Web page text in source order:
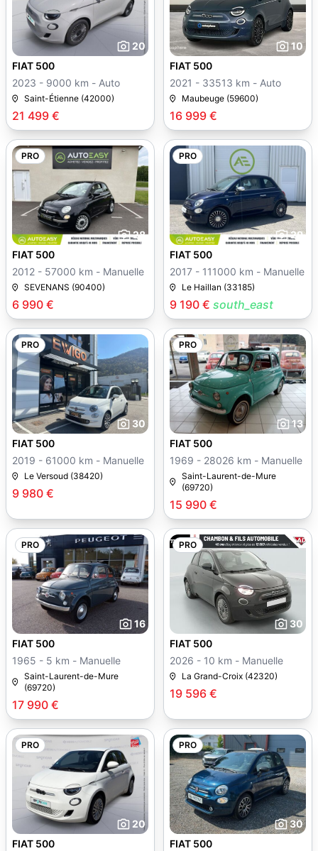
20
21 499 €
FIAT 500
2023 - 9000 km - Auto
Saint-Étienne (42000)
10
16 999 €
FIAT 500
2021 - 33513 km - Auto
Maubeuge (59600)
PRO
28
6 990 €
FIAT 500
2012 - 57000 km - Manuelle
SEVENANS (90400)
PRO
29
9 190 € south_east
FIAT 500
2017 - 111000 km - Manuelle
Le Haillan (33185)
PRO
30
9 980 €
FIAT 500
2019 - 61000 km - Manuelle
Le Versoud (38420)
PRO
13
15 990 €
FIAT 500
1969 - 28026 km - Manuelle
Saint-Laurent-de-Mure
(69720)
PRO
16
17 990 €
FIAT 500
1965 - 5 km - Manuelle
Saint-Laurent-de-Mure
(69720)
PRO
30
19 596 €
FIAT 500
2026 - 10 km - Manuelle
La Grand-Croix (42320)
PRO
20
FIAT 500
PRO
30
FIAT 500